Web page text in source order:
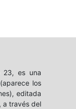
es una
los
editada
a través del